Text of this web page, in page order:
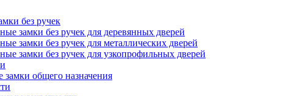
без ручек
замки без ручек для деревянных дверей
замки без ручек для металлических дверей
замки без ручек для узкопрофильных дверей
замки общего назначения